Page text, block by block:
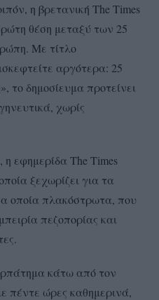
η βρετανική The Times
θέση μεταξύ των 25
Με τίτλο
αργότερα: 25
το δημοσίευμα προτείνει
χωρίς
εφημερίδα The Times
ξεχωρίζει για τα
οποία πλακόστρωτα, που
πεζοπορίας και
κάτω από τον
πέντε ώρες καθημερινά,